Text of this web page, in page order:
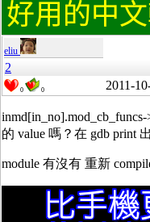
eliu
2
0 0 2011-
的 value 嗎？在 gdb print
module 有沒有 重新